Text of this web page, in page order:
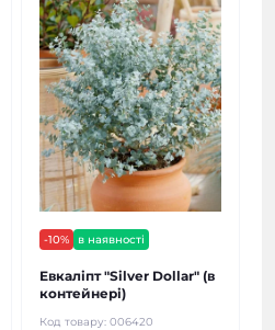
-10% в наявності
Евкаліпт "Silver Dollar" (в
контейнері)
Код товару: 006420